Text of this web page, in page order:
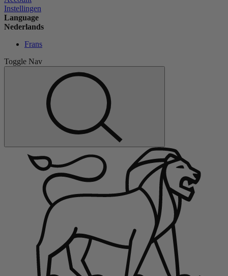
Instellingen
Language
Nederlands
Frans
Toggle Nav